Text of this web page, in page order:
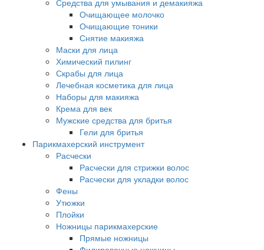
Средства для умывания и демакияжа
Очищающее молочко
Очищающие тоники
Снятие макияжа
Маски для лица
Химический пилинг
Скрабы для лица
Лечебная косметика для лица
Наборы для макияжа
Крема для век
Мужские средства для бритья
Гели для бритья
Парикмахерский инструмент
Расчески
Расчески для стрижки волос
Расчески для укладки волос
Фены
Утюжки
Плойки
Ножницы парикмахерские
Прямые ножницы